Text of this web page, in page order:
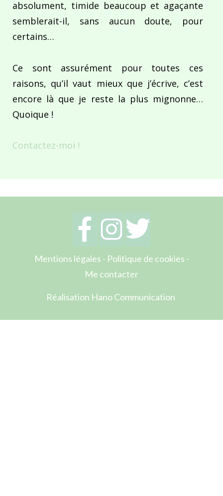
absolument, timide beaucoup et agaçante
semblerait-il, sans aucun doute, pour
certains…
Ce sont assurément pour toutes ces
raisons, qu’il vaut mieux que j’écrive, c’est
encore là que je reste la plus mignonne…
Quoique !
Contactez-moi !
Mentions légales - Politique de cookies -
Me contacter
Réalisation Hano Communication